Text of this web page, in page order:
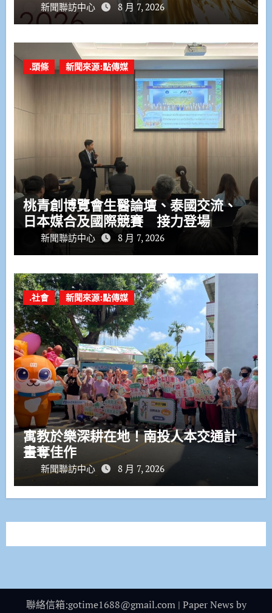
新聞聯訪中心 8 月 7, 2026
.頭條 新聞來源:點傳媒
桃青創博覽會生醫論壇、泰國交流、
日本媒合及國際競賽 接力登場
新聞聯訪中心 8 月 7, 2026
.社會 新聞來源:點傳媒
寓教於樂深耕在地！南投人本交通計
畫奪佳作
新聞聯訪中心 8 月 7, 2026
聯絡信箱:gotime1688@gmail.com | Paper News by